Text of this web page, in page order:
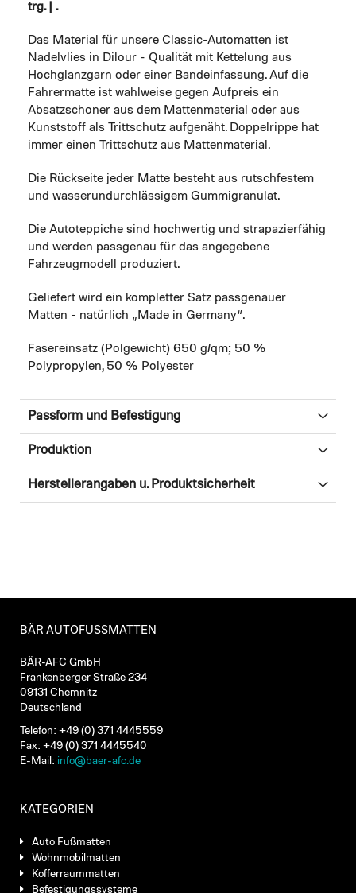
trg. | .
Das Material für unsere Classic-Automatten ist
Nadelvlies in Dilour - Qualität mit Kettelung aus
Hochglanzgarn oder einer Bandeinfassung. Auf die
Fahrermatte ist wahlweise gegen Aufpreis ein
Absatzschoner aus dem Mattenmaterial oder aus
Kunststoff als Trittschutz aufgenäht. Doppelrippe hat
immer einen Trittschutz aus Mattenmaterial.
Die Rückseite jeder Matte besteht aus rutschfestem
und wasserundurchlässigem Gummigranulat.
Die Autoteppiche sind hochwertig und strapazierfähig
und werden passgenau für das angegebene
Fahrzeugmodell produziert.
Geliefert wird ein kompletter Satz passgenauer
Matten - natürlich „Made in Germany“.
Fasereinsatz (Polgewicht) 650 g/qm; 50 %
Polypropylen, 50 % Polyester
Passform und Befestigung
Produktion
Herstellerangaben u. Produktsicherheit
BÄR AUTOFUSSMATTEN
BÄR-AFC GmbH
Frankenberger Straße 234
09131 Chemnitz
Deutschland
Telefon: +49 (0) 371 4445559
Fax: +49 (0) 371 4445540
E-Mail: info@baer-afc.de
KATEGORIEN
Auto Fußmatten
Wohnmobilmatten
Kofferraummatten
Befestigungssysteme